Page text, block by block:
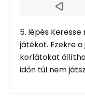
5. lépés Keresse
játékot. Ezekre
korlátokat
időn túl nem